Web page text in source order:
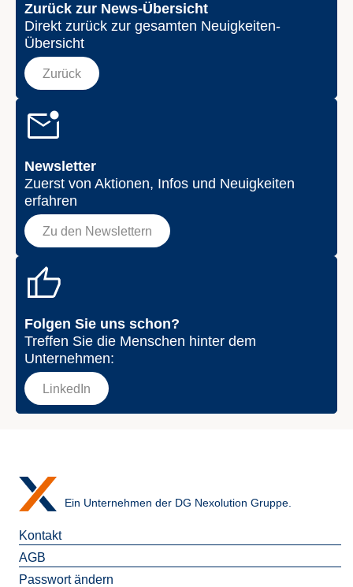
Zurück zur News-Übersicht
Direkt zurück zur gesamten Neuigkeiten-
Übersicht
Zurück
Newsletter
Zuerst von Aktionen, Infos und Neuigkeiten
erfahren
Zu den Newslettern
Folgen Sie uns schon?
Treffen Sie die Menschen hinter dem
Unternehmen:
LinkedIn
Ein Unternehmen der DG Nexolution Gruppe.
Kontakt
AGB
Passwort ändern